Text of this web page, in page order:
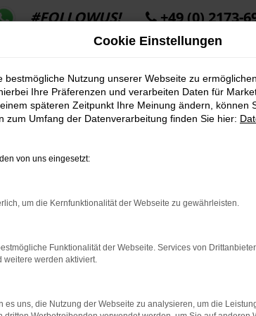
#FOLLOWUS! +49 (0) 2173-
bestimmter Seiten verhindern. Funktioniert
Cookie Einstellungen
bestmögliche Nutzung unserer Webseite zu
Ihre Präferenzen und verarbeiten Daten für
späteren Zeitpunkt Ihre Meinung ändern, können
zum Umfang der Datenverarbeitung finden Sie hier:
von uns eingesetzt:
um die Kernfunktionalität der Webseite zu gewährleisten.
Funktionalität der Webseite. Services von
weitere werden aktiviert.
es uns, die Nutzung der Webseite zu analysieren, um die